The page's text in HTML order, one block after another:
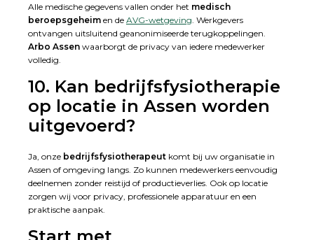
Alle medische gegevens vallen onder het medisch
beroepsgeheim en de AVG-wetgeving . Werkgevers
ontvangen uitsluitend geanonimiseerde terugkoppelingen.
Arbo Assen waarborgt de privacy van iedere medewerker
volledig.
10. Kan bedrijfsfysiotherapie
op locatie in Assen worden
uitgevoerd?
Ja, onze bedrijfsfysiotherapeut komt bij uw organisatie in
Assen of omgeving langs. Zo kunnen medewerkers eenvoudig
deelnemen zonder reistijd of productieverlies. Ook op locatie
zorgen wij voor privacy, professionele apparatuur en een
praktische aanpak.